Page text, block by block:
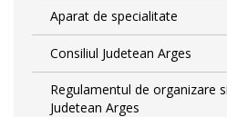
Aparat de specialitate
Consiliul Judetean Arges
Regulamentul de organizare
Judetean Arges